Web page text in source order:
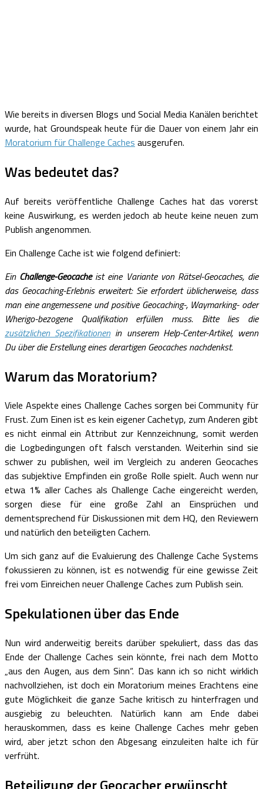
Wie bereits in diversen Blogs und Social Media Kanälen berichtet
wurde, hat Groundspeak heute für die Dauer von einem Jahr ein
Moratorium für Challenge Caches ausgerufen.
Was bedeutet das?
Auf bereits veröffentliche Challenge Caches hat das vorerst
keine Auswirkung, es werden jedoch ab heute keine neuen zum
Publish angenommen.
Ein Challenge Cache ist wie folgend definiert:
Ein Challenge-Geocacheist eine Variante von Rätsel-Geocaches, die
das Geocaching-Erlebnis erweitert: Sie erfordert üblicherweise, dass
man eine angemessene und positive Geocaching-, Waymarking- oder
Wherigo-bezogene Qualifikation erfüllen muss. Bitte lies die
zusätzlichen Spezifikationenin unserem Help-Center-Artikel, wenn
Du über die Erstellung eines derartigen Geocaches nachdenkst.
Warum das Moratorium?
Viele Aspekte eines Challenge Caches sorgen bei Community für
Frust. Zum Einen ist es kein eigener Cachetyp, zum Anderen gibt
es nicht einmal ein Attribut zur Kennzeichnung, somit werden
die Logbedingungen oft falsch verstanden. Weiterhin sind sie
schwer zu publishen, weil im Vergleich zu anderen Geocaches
das subjektive Empfinden ein große Rolle spielt. Auch wenn nur
etwa 1% aller Caches als Challenge Cache eingereicht werden,
sorgen diese für eine große Zahl an Einsprüchen und
dementsprechend für Diskussionen mit dem HQ, den Reviewern
und natürlich den beteiligten Cachern.
Um sich ganz auf die Evaluierung des Challenge Cache Systems
fokussieren zu können, ist es notwendig für eine gewisse Zeit
frei vom Einreichen neuer Challenge Caches zum Publish sein.
Spekulationen über das Ende
Nun wird anderweitig bereits darüber spekuliert, dass das das
Ende der Challenge Caches sein könnte, frei nach dem Motto
„aus den Augen, aus dem Sinn“. Das kann ich so nicht wirklich
nachvollziehen, ist doch ein Moratorium meines Erachtens eine
gute Möglichkeit die ganze Sache kritisch zu hinterfragen und
ausgiebig zu beleuchten. Natürlich kann am Ende dabei
herauskommen, dass es keine Challenge Caches mehr geben
wird, aber jetzt schon den Abgesang einzuleiten halte ich für
verfrüht.